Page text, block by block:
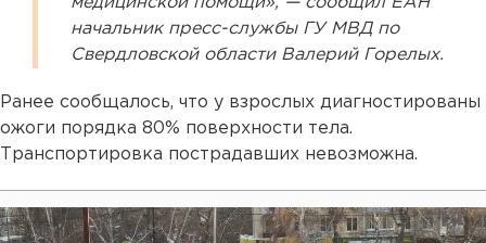
начальник пресс-службы ГУ МВД по
Свердловской области Валерий Горелых.
Ранее сообщалось, что у взрослых диагностированы
ожоги порядка 80% поверхности тела.
Транспортировка пострадавших невозможна.